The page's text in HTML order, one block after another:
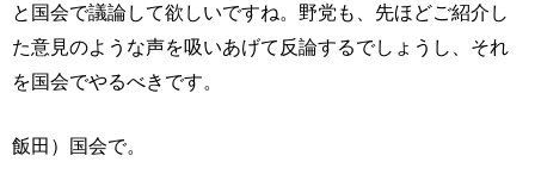
と国会で議論して欲しいですね。野党も、先ほどご紹介し
た意見のような声を吸いあげて反論するでしょうし、それ
を国会でやるべきです。
飯田）国会で。